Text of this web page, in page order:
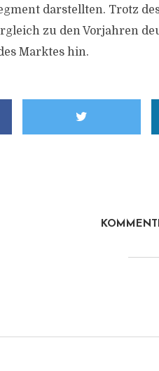
darstellten. Trotz
zu den Vorjahren
Marktes hin.